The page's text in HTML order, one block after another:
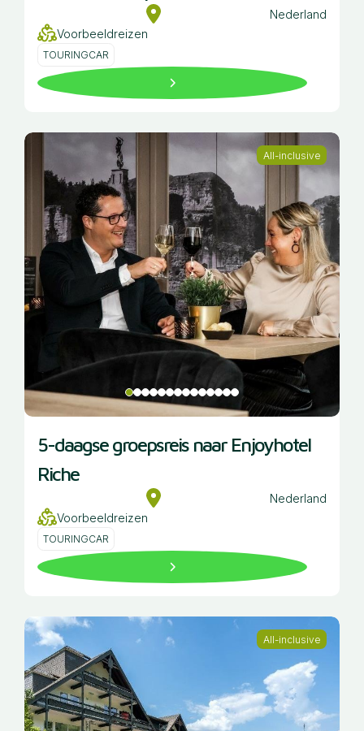
Nederland
Voorbeeldreizen
TOURINGCAR
All-inclusive
5-daagse groepsreis naar Enjoyhotel
Riche
Nederland
Voorbeeldreizen
TOURINGCAR
All-inclusive